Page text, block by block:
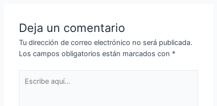
Deja un comentario
Tu dirección de correo electrónico no será publicada.
Los campos obligatorios están marcados con *